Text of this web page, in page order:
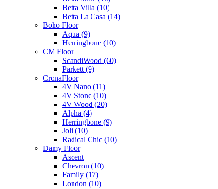
Betta Villa (10)
Betta La Casa (14)
Boho Floor
Aqua (9)
Herringbone (10)
CM Floor
ScandiWood (60)
Parkett (9)
CronaFloor
4V Nano (11)
4V Stone (10)
4V Wood (20)
Alpha (4)
Herringbone (9)
Joli (10)
Radical Chic (10)
Damy Floor
Ascent
Chevron (10)
Family (17)
London (10)